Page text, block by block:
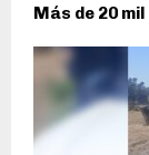
Más de 20